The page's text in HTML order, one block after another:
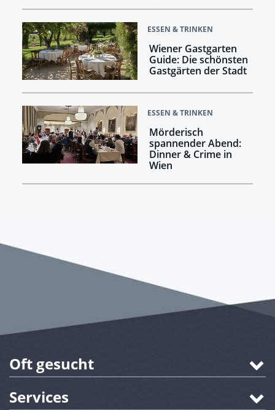
ESSEN & TRINKEN
Wiener Gastgarten
Guide: Die schönsten
Gastgärten der Stadt
ESSEN & TRINKEN
Mörderisch
spannender Abend:
Dinner & Crime in
Wien
Oft gesucht
Services